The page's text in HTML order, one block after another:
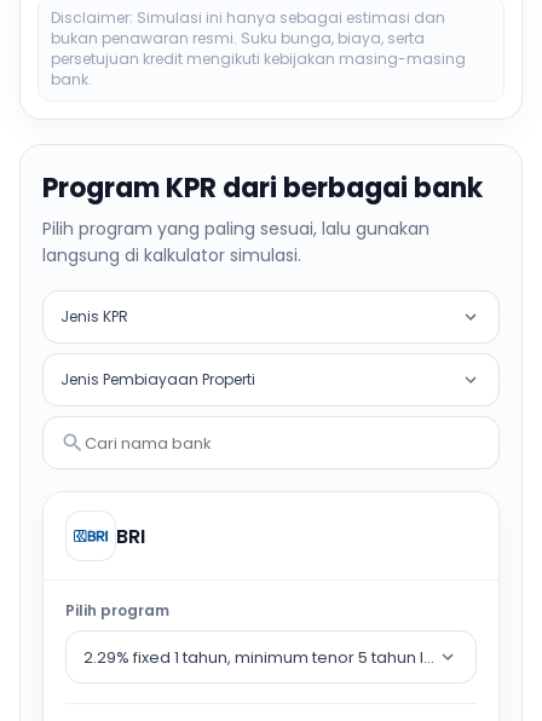
Disclaimer: Simulasi ini hanya sebagai estimasi dan
bukan penawaran resmi. Suku bunga, biaya, serta
persetujuan kredit mengikuti kebijakan masing-masing
bank.
Program KPR dari berbagai bank
Pilih program yang paling sesuai, lalu gunakan
langsung di kalkulator simulasi.
Jenis KPR
Jenis Pembiayaan Properti
Cari nama bank
BRI
Pilih program
2.29% fixed 1 tahun, minimum tenor 5 tahun lalu counter